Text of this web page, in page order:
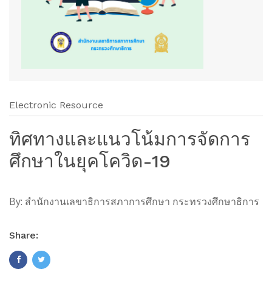
Electronic Resource
ทิศทางและแนวโน้มการจัดการ
ศึกษาในยุคโควิด-19
By: สำนักงานเลขาธิการสภาการศึกษา กระทรวงศึกษาธิการ
Share: